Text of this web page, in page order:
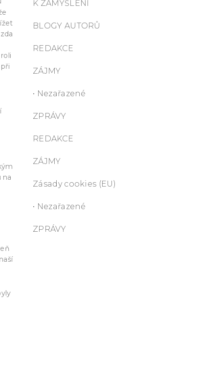
na
K ZAMYŠLENÍ
BLOGY AUTORŮ
REDAKCE
ZÁJMY
• Nezařazené
ZPRÁVY
REDAKCE
ZÁJMY
Zásady cookies (EU)
• Nezařazené
ZPRÁVY